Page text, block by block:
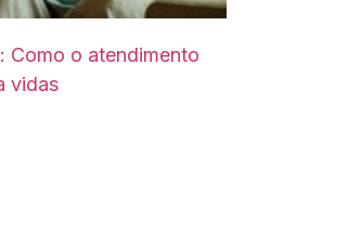
Como o atendimento
vidas